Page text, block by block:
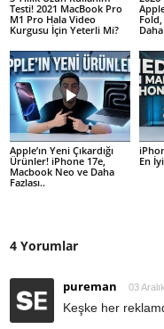
Testi! 2021 MacBook Pro
M1 Pro Hala Video
Kurgusu İçin Yeterli Mi?
Apple’ın Yeni Çıkardığı
Ürünler! iPhone 17e,
Macbook Neo ve Daha
Fazlası..
En
4 Yorumlar
pureman 03
Keşke her